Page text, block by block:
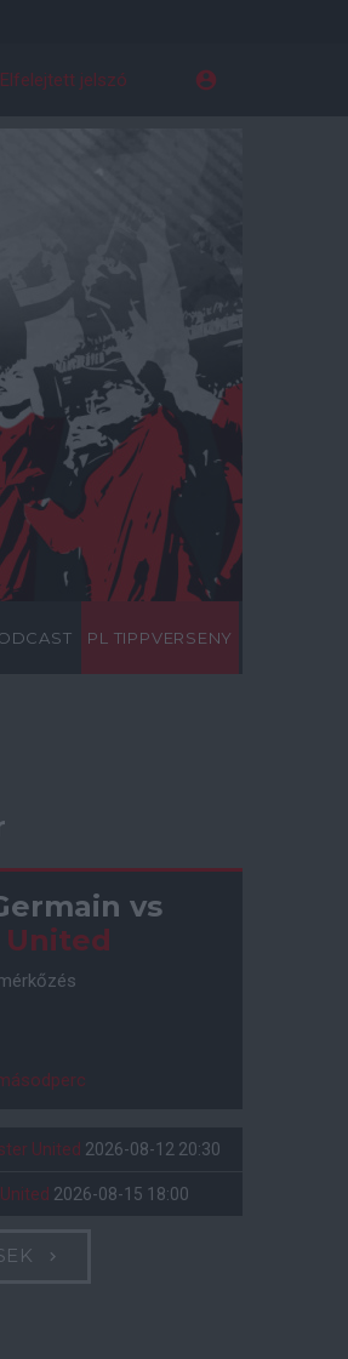
Elfelejtett jelszó
PL TIPPVERSENY
vs
United 2026-08-12 20:30
2026-08-15 18:00